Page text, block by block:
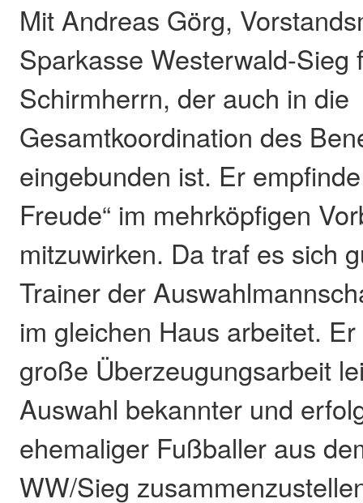
Mit Andreas Görg,
Sparkasse Westerwald-Sieg
Schirmherrn, der auch in die
Gesamtkoordination des
eingebunden ist. Er
Freude“ im mehrköpfigen
mitzuwirken. Da traf es sich
Trainer der
im gleichen Haus arbeitet.
große Überzeugungsarbeit
Auswahl bekannter und
ehemaliger Fußballer aus
WW/Sieg